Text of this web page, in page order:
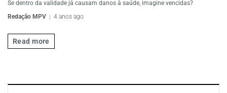
Se dentro da validade já causam danos à saúde, imagine vencidas?
Redação MPV
4 anos ago
Read more